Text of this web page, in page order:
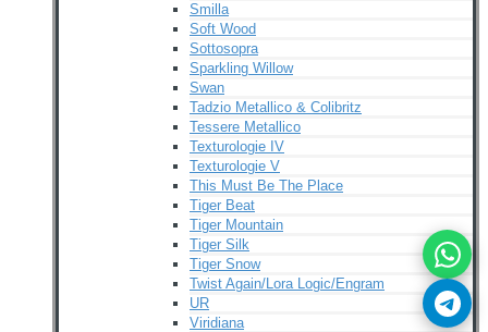
Smilla
Soft Wood
Sottosopra
Sparkling Willow
Swan
Tadzio Metallico & Colibritz
Tessere Metallico
Texturologie IV
Texturologie V
This Must Be The Place
Tiger Beat
Tiger Mountain
Tiger Silk
Tiger Snow
Twist Again/Lora Logic/Engram
UR
Viridiana